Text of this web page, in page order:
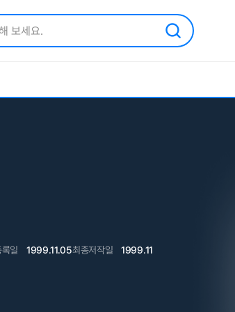
일 1999.11.05최종저작일 1999.11